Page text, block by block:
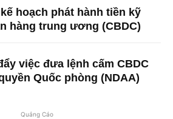
hoạch phát hành tiền kỹ
hàng trung ương (CBDC)
việc đưa lệnh cấm CBDC
Quốc phòng (NDAA)
Quảng Cáo